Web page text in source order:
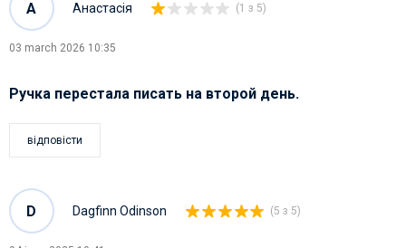
А Анастасія (1 з 5)
03 march 2026 10:35
Ручка перестала писать на второй день.
відповісти
D Dagfinn Odinson (5 з 5)